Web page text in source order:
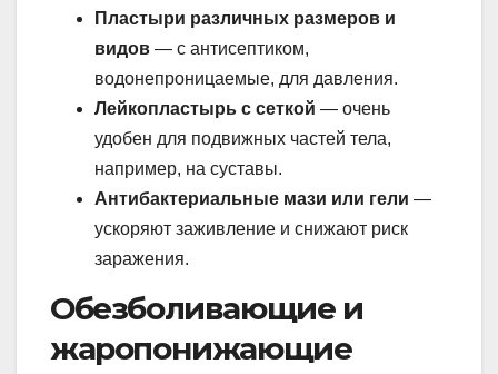
Пластыри различных размеров и
видов — с антисептиком,
водонепроницаемые, для давления.
Лейкопластырь с сеткой — очень
удобен для подвижных частей тела,
например, на суставы.
Антибактериальные мази или гели —
ускоряют заживление и снижают риск
заражения.
Обезболивающие и
жаропонижающие